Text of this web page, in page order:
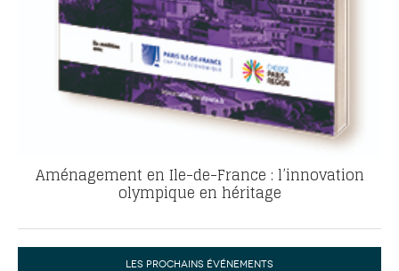
Aménagement en Ile-de-France : l’innovation
olympique en héritage
LES PROCHAINS ÉVÉNEMENTS